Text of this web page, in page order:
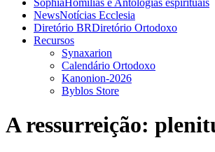
SophiaHomilias e Antologias espirituais
NewsNotícias Ecclesia
Diretório BRDiretório Ortodoxo
Recursos
Synaxarion
Calendário Ortodoxo
Kanonion-2026
Byblos Store
A ressurreição: